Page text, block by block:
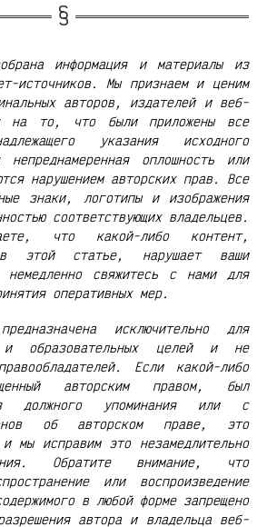
информация и материалы из
источников. Мы признаем и ценим
авторов, издателей и веб-
на то, что были приложены все
указания исходного
оплошность или
нарушением авторских прав. Все
знаки, логотипы и изображения
соответствующих владельцев.
что какой-либо контент,
в этой статье, нарушает ваши
немедленно свяжитесь с нами для
оперативных мер.
исключительно для
и образовательных целей и не
Если какой-либо
авторским правом, был
должного упоминания или с
об авторском праве, это
мы исправим это незамедлительно
Обратите внимание, что
или воспроизведение
в любой форме запрещено
автора и владельца веб-